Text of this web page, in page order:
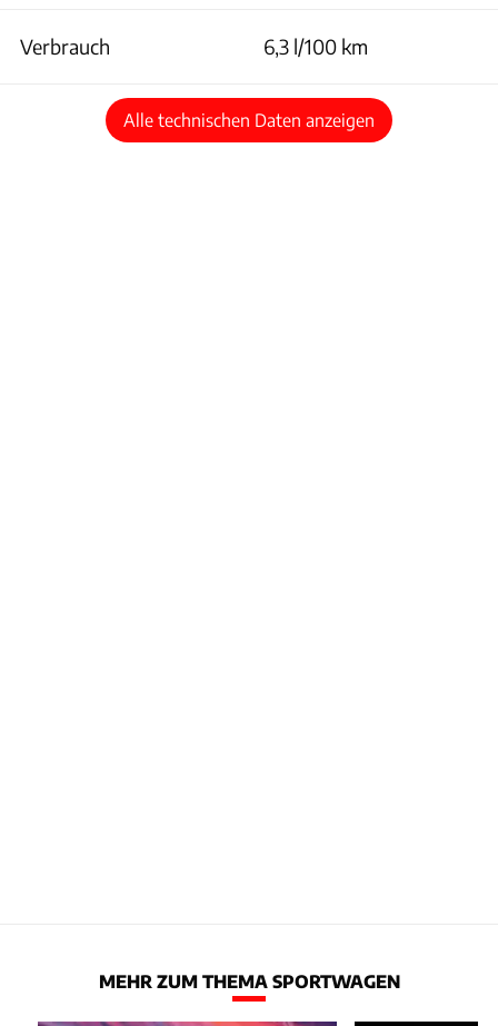
Verbrauch 6,3 l/100 km
Alle technischen Daten anzeigen
MEHR ZUM THEMA SPORTWAGEN